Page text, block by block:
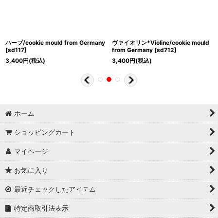
ハープ/cookie mould from Germany
[sd117]
3,400円(税込)
ヴァイオリン*Violine/cookie mould
from Germany [sd712]
3,400円(税込)
ホーム
ショッピングカート
マイページ
お気に入り
最近チェックしたアイテム
特定商取引法表示